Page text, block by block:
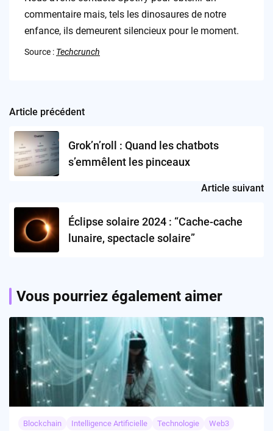
commentaire mais, tels les dinosaures de notre
enfance, ils demeurent silencieux pour le moment.
Source : Techcrunch
Post
navigation
Article précédent
Grok’n’roll : Quand les chatbots
s’emmêlent les pinceaux
Article suivant
Éclipse solaire 2024 : “Cache-cache
lunaire, spectacle solaire”
Vous pourriez également aimer
Blockchain Intelligence Artificielle Technologie Web3